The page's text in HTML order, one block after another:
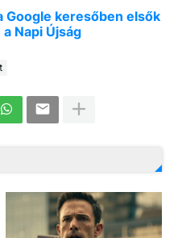
Google keresőben elsők
Napi Újság